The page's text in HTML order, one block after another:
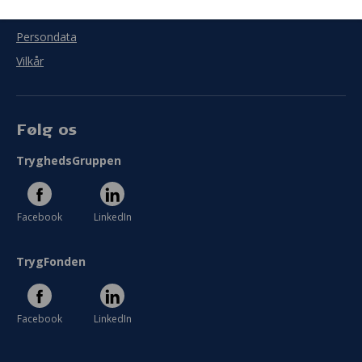
Persondata
Vilkår
Følg os
TryghedsGruppen
Facebook LinkedIn
TrygFonden
Facebook LinkedIn